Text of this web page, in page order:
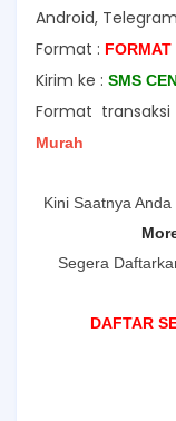
Android,
Format : FORMAT
Kirim ke : SMS
Format
Murah
Kini Saatnya
Segera
DAFTAR